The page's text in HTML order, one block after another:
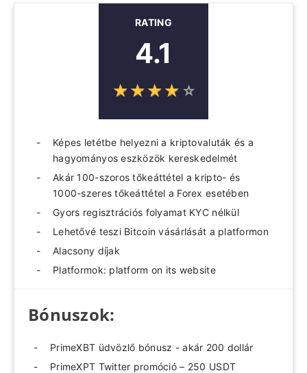
RATING
4.1
☆☆☆☆ ☆
★★★★ ★
Képes letétbe helyezni a kriptovaluták és a
hagyományos eszközök kereskedelmét
Akár 100-szoros tőkeáttétel a kripto- és
1000-szeres tőkeáttétel a Forex esetében
Gyors regisztrációs folyamat KYC nélkül
Lehetővé teszi Bitcoin vásárlását a platformon
Alacsony díjak
Platformok: platform on its website
Bónuszok:
PrimeXBT üdvözlő bónusz - akár 200 dollár
PrimeXPT Twitter promóció – 250 USDT